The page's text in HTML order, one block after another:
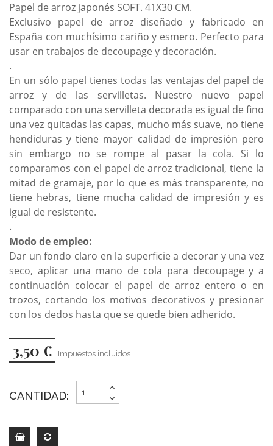
Papel de arroz japonés SOFT. 41X30 CM.
Exclusivo papel de arroz diseñado y fabricado en
España con muchísimo cariño y esmero. Perfecto para
usar en trabajos de decoupage y decoración.
.
En un sólo papel tienes todas las ventajas del papel de
arroz y de las servilletas. Nuestro nuevo papel
comparado con una servilleta decorada es igual de fino
una vez quitadas las capas, mucho más suave, no tiene
hendiduras y tiene mayor calidad de impresión pero
sin embargo no se rompe al pasar la cola. Si lo
comparamos con el papel de arroz tradicional, tiene la
mitad de gramaje, por lo que es más transparente, no
tiene hebras, tiene mucha calidad de impresión y es
igual de resistente.
.
Modo de empleo:
Dar un fondo claro en la superficie a decorar y una vez
seco, aplicar una mano de cola para decoupage y a
continuación colocar el papel de arroz entero o en
trozos, cortando los motivos decorativos y presionar
con los dedos hasta que se quede bien adherido.
3,50 € Impuestos incluidos
CANTIDAD: